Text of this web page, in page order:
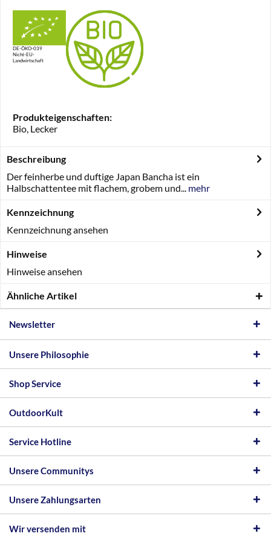
DE-ÖKO-039
Nicht-EU-
Landwirtschaft
Produkteigenschaften:
Bio, Lecker
Beschreibung
Der feinherbe und duftige Japan Bancha ist ein
Halbschattentee mit flachem, grobem und... mehr
Kennzeichnung
Kennzeichnung ansehen
Hinweise
Hinweise ansehen
Ähnliche Artikel
Newsletter
Unsere Philosophie
Shop Service
OutdoorKult
Service Hotline
Unsere Communitys
Unsere Zahlungsarten
Wir versenden mit